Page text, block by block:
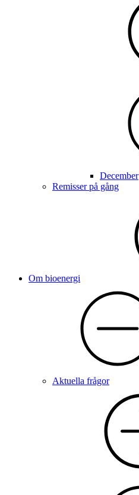
December
Remisser på gång
Om bioenergi
Aktuella frågor